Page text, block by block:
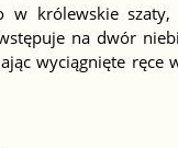
w królewskie
na dwór
wyciągnięte ręce